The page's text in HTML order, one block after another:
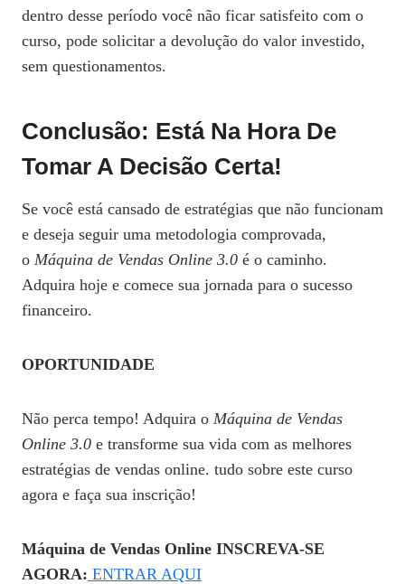
dentro desse período você não ficar satisfeito com o
curso, pode solicitar a devolução do valor investido,
sem questionamentos.
Conclusão: Está Na Hora De
Tomar A Decisão Certa!
Se você está cansado de estratégias que não funcionam
e deseja seguir uma metodologia comprovada,
o Máquina de Vendas Online 3.0 é o caminho.
Adquira hoje e comece sua jornada para o sucesso
financeiro.
OPORTUNIDADE
Não perca tempo! Adquira o Máquina de Vendas
Online 3.0 e transforme sua vida com as melhores
estratégias de vendas online. tudo sobre este curso
agora e faça sua inscrição!
Máquina de Vendas Online INSCREVA-SE
AGORA: ENTRAR AQUI